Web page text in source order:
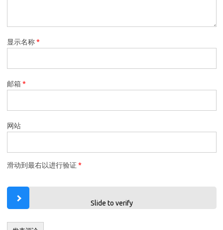
显示名称*
邮箱*
网站
滑动到最右以进行验证 *
Slide to verify